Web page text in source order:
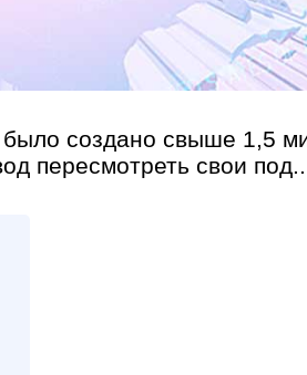
создано свыше 1,5
пересмотреть свои